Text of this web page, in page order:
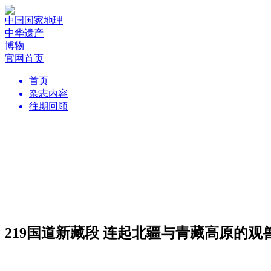
中国国家地理
中华遗产
博物
官网首页
首页
杂志内容
往期回顾
219国道新藏段 连起北疆与青藏高原的观